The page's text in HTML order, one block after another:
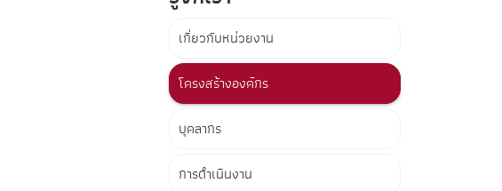
เกี่ยวกับหน่วยงาน
โครงสร้างองค์กร
บุคลากร
การดำเนินงาน